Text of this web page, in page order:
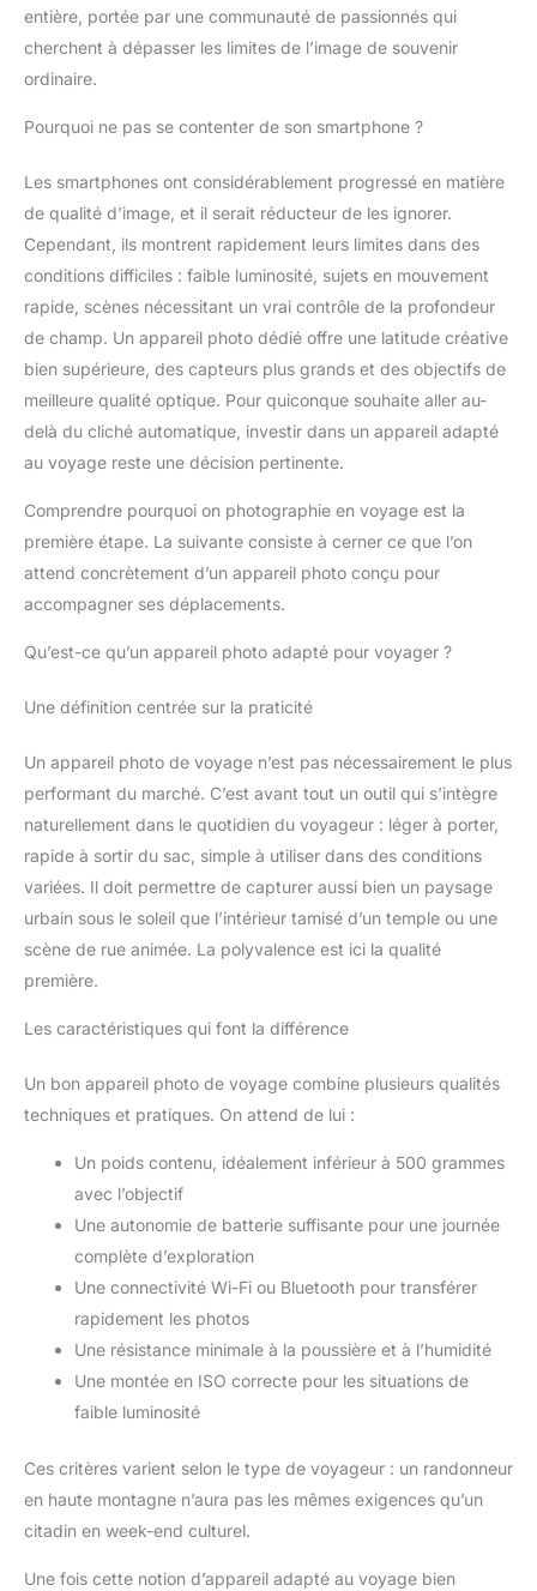
entière, portée par une communauté de passionnés qui
cherchent à dépasser les limites de l’image de souvenir
ordinaire.
Pourquoi ne pas se contenter de son smartphone ?
Les smartphones ont considérablement progressé en matière
de qualité d’image, et il serait réducteur de les ignorer.
Cependant, ils montrent rapidement leurs limites dans des
conditions difficiles : faible luminosité, sujets en mouvement
rapide, scènes nécessitant un vrai contrôle de la profondeur
de champ. Un appareil photo dédié offre une latitude créative
bien supérieure, des capteurs plus grands et des objectifs de
meilleure qualité optique. Pour quiconque souhaite aller au-
delà du cliché automatique, investir dans un appareil adapté
au voyage reste une décision pertinente.
Comprendre pourquoi on photographie en voyage est la
première étape. La suivante consiste à cerner ce que l’on
attend concrètement d’un appareil photo conçu pour
accompagner ses déplacements.
Qu’est-ce qu’un appareil photo adapté pour voyager ?
Une définition centrée sur la praticité
Un appareil photo de voyage n’est pas nécessairement le plus
performant du marché. C’est avant tout un outil qui s’intègre
naturellement dans le quotidien du voyageur : léger à porter,
rapide à sortir du sac, simple à utiliser dans des conditions
variées. Il doit permettre de capturer aussi bien un paysage
urbain sous le soleil que l’intérieur tamisé d’un temple ou une
scène de rue animée. La polyvalence est ici la qualité
première.
Les caractéristiques qui font la différence
Un bon appareil photo de voyage combine plusieurs qualités
techniques et pratiques. On attend de lui :
Un poids contenu, idéalement inférieur à 500 grammes
avec l’objectif
Une autonomie de batterie suffisante pour une journée
complète d’exploration
Une connectivité Wi-Fi ou Bluetooth pour transférer
rapidement les photos
Une résistance minimale à la poussière et à l’humidité
Une montée en ISO correcte pour les situations de
faible luminosité
Ces critères varient selon le type de voyageur : un randonneur
en haute montagne n’aura pas les mêmes exigences qu’un
citadin en week-end culturel.
Une fois cette notion d’appareil adapté au voyage bien